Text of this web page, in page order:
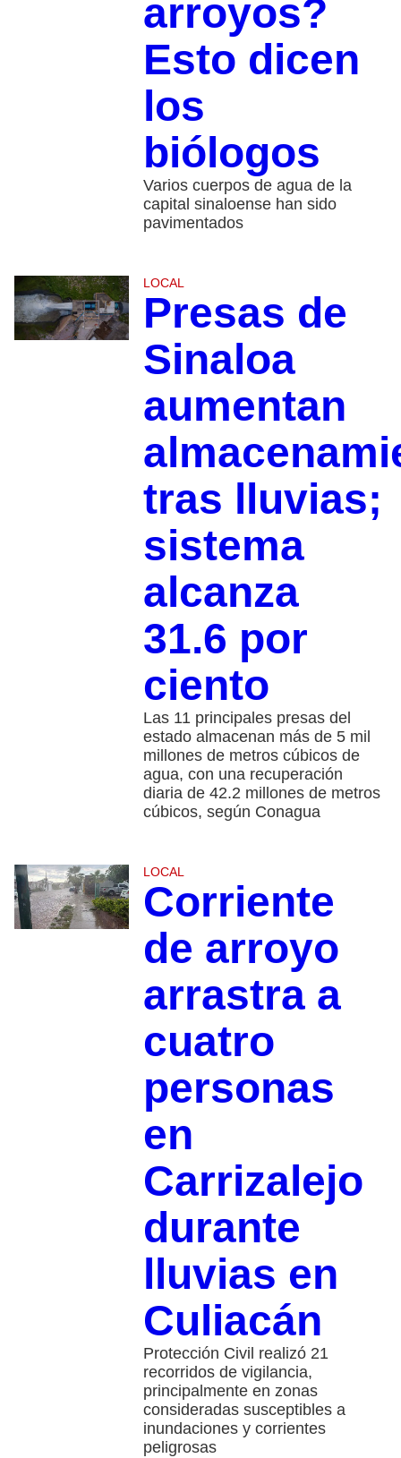
arroyos?
Esto dicen
los
biólogos
Varios cuerpos de agua de la
capital sinaloense han sido
pavimentados
LOCAL
Presas de
Sinaloa
aumentan
tras lluvias;
sistema
alcanza
31.6 por
ciento
Las 11 principales presas del
estado almacenan más de 5 mil
millones de metros cúbicos de
agua, con una recuperación
diaria de 42.2 millones de metros
cúbicos, según Conagua
LOCAL
Corriente
de arroyo
arrastra a
cuatro
personas
en
Carrizalejo
durante
lluvias en
Culiacán
Protección Civil realizó 21
recorridos de vigilancia,
principalmente en zonas
consideradas susceptibles a
inundaciones y corrientes
peligrosas